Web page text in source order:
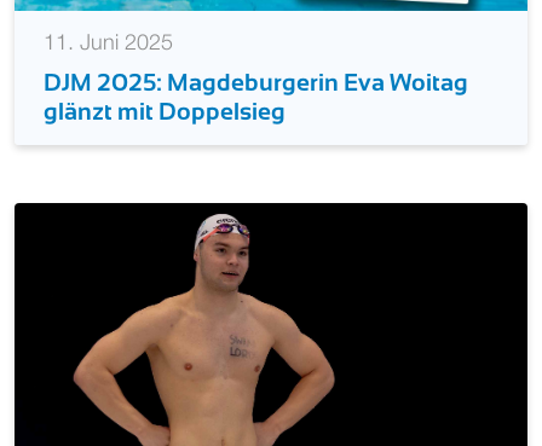
11. Juni 2025
DJM 2025: Magdeburgerin Eva Woitag
glänzt mit Doppelsieg